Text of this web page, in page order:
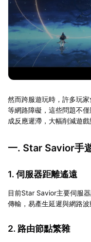
然而跨服遊玩時，許多玩
等網路障礙，這些問題不
成反應遲滯，大幅削減遊戲
一. Star Savior手
1. 伺服器距離遙遠
目前Star Savior主要伺服
傳輸，易產生延遲與網路波
2. 路由節點繁雜